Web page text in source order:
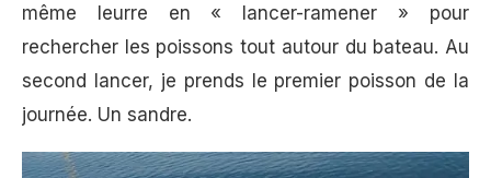
même leurre en « lancer-ramener » pour
rechercher les poissons tout autour du bateau. Au
second lancer, je prends le premier poisson de la
journée. Un sandre.